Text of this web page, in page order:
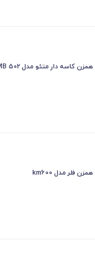
همزن کاسه دار متئو مدل HMB 502
همزن فلر مدل km600